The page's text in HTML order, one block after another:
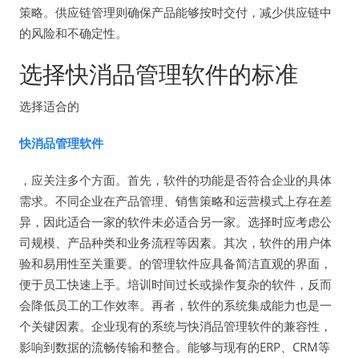
策略。供应链管理则确保产品能够按时交付，减少供应链中
的风险和不确定性。
选择快消品管理软件的标准
选择适合的
快消品管理软件
，应关注多个方面。首先，软件的功能是否符合企业的具体
需求。不同企业在产品管理、销售策略和运营模式上存在差
异，因此适合一家的软件未必适合另一家。选择时应考虑公
司规模、产品种类和业务流程等因素。其次，软件的用户体
验和易用性至关重要。的管理软件应具备简洁直观的界面，
便于员工快速上手。培训时间过长或操作复杂的软件，反而
会降低员工的工作效率。再者，软件的系统集成能力也是一
个关键因素。企业现有的系统与快消品管理软件的兼容性，
影响到数据的流畅传输和整合。能够与现有的ERP、CRM等